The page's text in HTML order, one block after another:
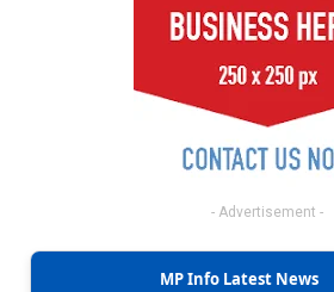
- Advertisement -
MP Info Latest News